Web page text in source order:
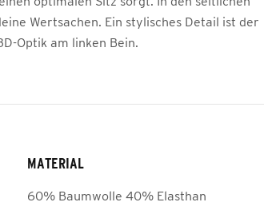
Wertsachen. Ein stylisches Detail ist der
Optik am linken Bein.
MATERIAL
60% Baumwolle 40% Elasthan